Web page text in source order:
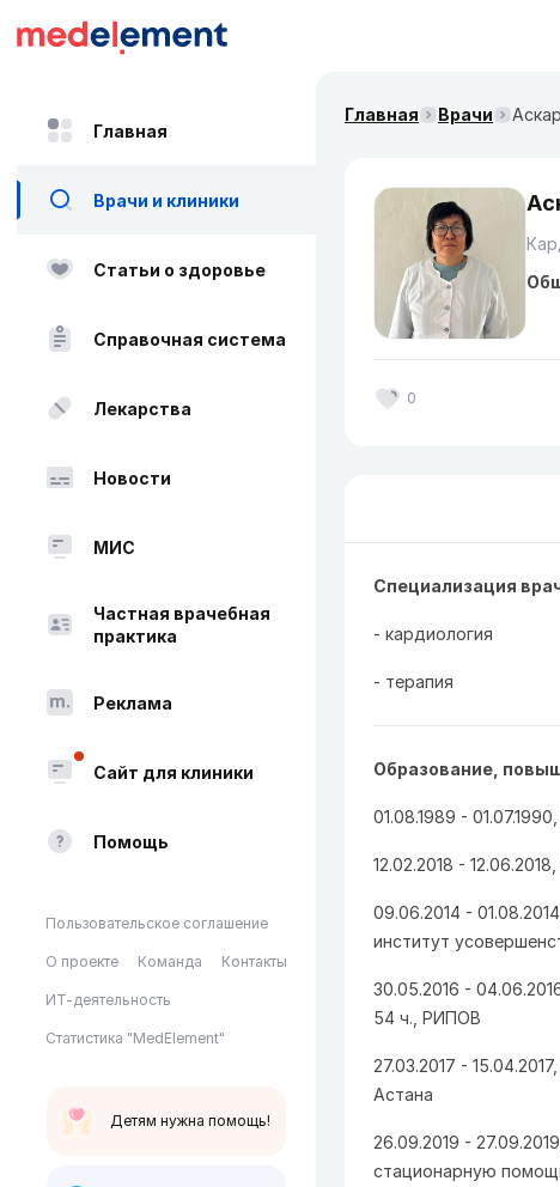
Главная
Врачи и клиники
Статьи о здоровье
Справочная система
Лекарства
Новости
МИС
Частная врачебная
практика
Реклама
Сайт для клиники
Помощь
Пользовательское соглашение
О проекте Команда Контакты
ИТ-деятельность
Статистика "MedElement"
Детям нужна помощь!
Главная Врачи
0
Специализация
- кардиология
- терапия
Образование,
01.08.1989 -
12.02.2018 - 12.06.2018,
09.06.2014 -
институт
30.05.2016 -
54 ч., РИПОВ
27.03.2017 -
Астана
26.09.2019 -
стационарную